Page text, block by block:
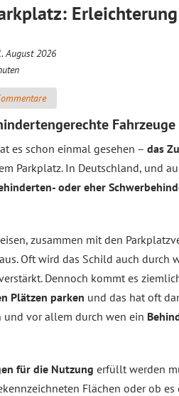
August 2026
Fahrzeuge
es schon einmal gesehen – das
Parkplatz. In Deutschland, und
oder eher
zusammen mit den
aus. Oft wird das Schild auch durch
Dennoch kommt es
Plätzen parken und das hat oft
und vor allem durch wen ein
für die Nutzung erfüllt werden
Flächen oder ob es